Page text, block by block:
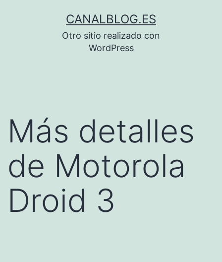
CANALBLOG.ES
Otro sitio realizado con
WordPress
Más detalles
de Motorola
Droid 3